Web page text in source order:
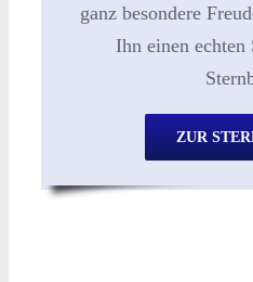
ganz besondere
Ihn einen echten
ZUR